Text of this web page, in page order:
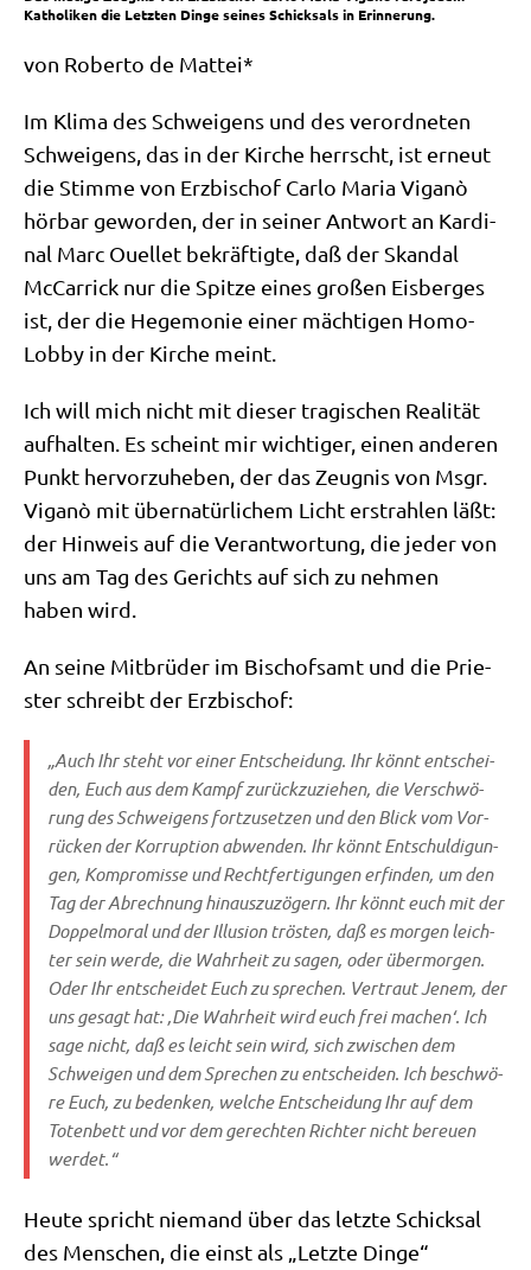
Katholiken die Letzten Dinge seines Schicksals in Erinnerung.
von Rober­to de Mattei*
Im Kli­ma des Schwei­gens und des ver­ord­ne­ten
Schwei­gens, das in der Kir­che herrscht, ist erneut
die Stim­me von Erz­bi­schof Car­lo Maria Viganò
hör­bar gewor­den, der in sei­ner Ant­wort an Kar­di­
nal Marc Ouel­let bekräf­tig­te, daß der Skan­dal
McCar­ri­ck nur die Spit­ze eines gro­ßen Eis­ber­ges
ist, der die Hege­mo­nie einer mäch­ti­gen Homo-
Lob­by in der Kir­che meint.
Ich will mich nicht mit die­ser tra­gi­schen Rea­li­tät
auf­hal­ten. Es scheint mir wich­ti­ger, einen ande­ren
Punkt her­vor­zu­he­ben, der das Zeug­nis von Msgr.
Viganò mit über­na­tür­li­chem Licht erstrah­len läßt:
der Hin­weis auf die Ver­ant­wor­tung, die jeder von
uns am Tag des Gerichts auf sich zu neh­men
haben wird.
An sei­ne Mit­brü­der im Bischofs­amt und die Prie­
ster schreibt der Erzbischof:
„Auch Ihr steht vor einer Ent­schei­dung. Ihr könnt ent­schei­
den, Euch aus dem Kampf zurück­zu­zie­hen, die Ver­schwö­
rung des Schwei­gens fort­zu­set­zen und den Blick vom Vor­
rücken der Kor­rup­ti­on abwen­den. Ihr könnt Ent­schul­di­gun­
gen, Kom­pro­mis­se und Recht­fer­ti­gun­gen erfin­den, um den
Tag der Abrech­nung hin­aus­zu­zö­gern. Ihr könnt euch mit der
Dop­pel­mo­ral und der Illu­si­on trö­sten, daß es mor­gen leich­
ter sein wer­de, die Wahr­heit zu sagen, oder über­mor­gen.
Oder Ihr ent­schei­det Euch zu spre­chen. Ver­traut Jenem, der
uns gesagt hat: ‚Die Wahr­heit wird euch frei machen‘. Ich
sage nicht, daß es leicht sein wird, sich zwi­schen dem
Schwei­gen und dem Spre­chen zu ent­schei­den. Ich beschwö­
re Euch, zu beden­ken, wel­che Ent­schei­dung Ihr auf dem
Toten­bett und vor dem gerech­ten Rich­ter nicht bereu­en
werdet.“
Heu­te spricht nie­mand über das letz­te Schick­sal
des Men­schen, die einst als „Letz­te Din­ge“